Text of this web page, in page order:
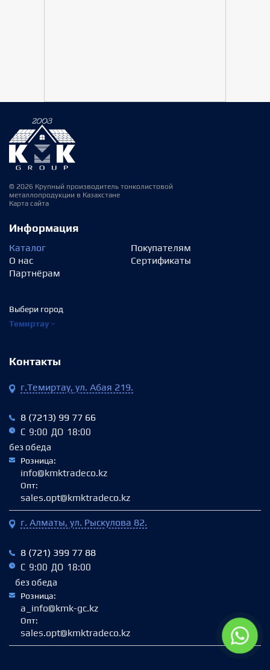
© 2026 Крупный производитель тонколистовой
металлопродукции в Казахстане
Карта сайта
Информация
Каталог
О нас
Партнёрам
Покупателям
Сертификаты
Выбери город
Темиртау
Контакты
г.Темиртау, ул. Абая 219.
8 (7213) 99 77 66
С 9:00 ДО 18:00
без обеда
Розница:
info@kmktradeco.kz
Опт:
sales.opt@kmktradeco.kz
г. Алматы, ул. Рыскулова 82.
8 (721) 399 77 88
С 9:00 ДО 18:00
без обеда
Розница:
a_info@kmk-gc.kz
Опт:
sales.opt@kmktradeco.kz